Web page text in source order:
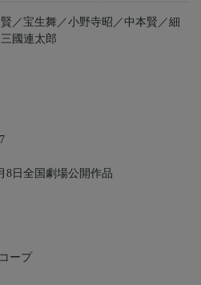
／宝生舞／小野寺昭／中本賢／細
國連太郎
8日全国劇場公開作品
ープ